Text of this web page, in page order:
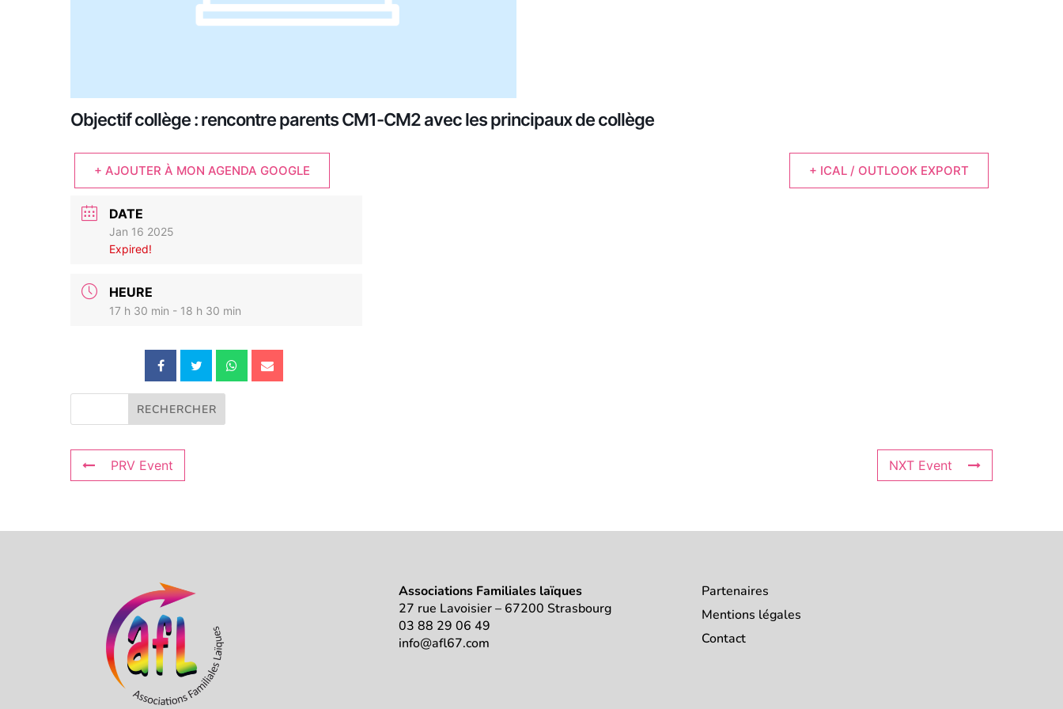
Objectif collège : rencontre parents CM1-CM2 avec les principaux de collège
+ AJOUTER À MON AGENDA GOOGLE + ICAL / OUTLOOK EXPORT
DATE
Jan 16 2025
Expired!
HEURE
17 h 30 min - 18 h 30 min
PRV Event NXT Event
Associations Familiales laïques
27 rue Lavoisier – 67200 Strasbourg
03 88 29 06 49
info@afl67.com
Partenaires
Mentions légales
Contact